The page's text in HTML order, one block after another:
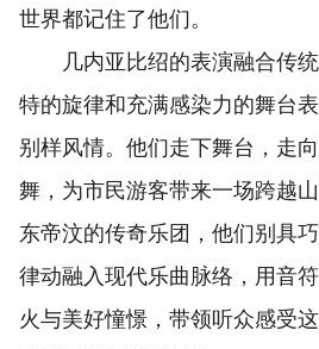
世界都记住了他们。
几内亚比绍的表演融合传统
特的旋律和充满感染力的舞台
别样风情。他们走下舞台，走
舞，为市民游客带来一场跨越
东帝汶的传奇乐团，他们别具
律动融入现代乐曲脉络，用音
火与美好憧憬，带领听众感受